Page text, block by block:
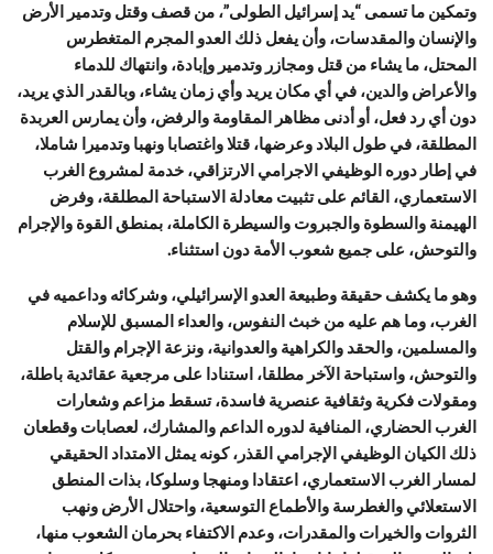
وتمكين ما تسمى “يد إسرائيل الطولى”، من قصف وقتل وتدمير الأرض
والإنسان والمقدسات، وأن يفعل ذلك العدو المجرم المتغطرس
المحتل، ما يشاء من قتل ومجازر وتدمير وإبادة، وانتهاك للدماء
والأعراض والدين، في أي مكان يريد وأي زمان يشاء، وبالقدر الذي يريد،
دون أي رد فعل، أو أدنى مظاهر المقاومة والرفض، وأن يمارس العربدة
المطلقة، في طول البلاد وعرضها، قتلا واغتصابا ونهبا وتدميرا شاملا،
في إطار دوره الوظيفي الاجرامي الارتزاقي، خدمة لمشروع الغرب
الاستعماري، القائم على تثبيت معادلة الاستباحة المطلقة، وفرض
الهيمنة والسطوة والجبروت والسيطرة الكاملة، بمنطق القوة والإجرام
والتوحش، على جميع شعوب الأمة دون استثناء.
وهو ما يكشف حقيقة وطبيعة العدو الإسرائيلي، وشركائه وداعميه في
الغرب، وما هم عليه من خبث النفوس، والعداء المسبق للإسلام
والمسلمين، والحقد والكراهية والعدوانية، ونزعة الإجرام والقتل
والتوحش، واستباحة الآخر مطلقا، استنادا على مرجعية عقائدية باطلة،
ومقولات فكرية وثقافية عنصرية فاسدة، تسقط مزاعم وشعارات
الغرب الحضاري، المنافية لدوره الداعم والمشارك، لعصابات وقطعان
ذلك الكيان الوظيفي الإجرامي القذر، كونه يمثل الامتداد الحقيقي
لمسار الغرب الاستعماري، اعتقادا ومنهجا وسلوكا، بذات المنطق
الاستعلائي والغطرسة والأطماع التوسعية، واحتلال الأرض ونهب
الثروات والخيرات والمقدرات، وعدم الاكتفاء بحرمان الشعوب منها،